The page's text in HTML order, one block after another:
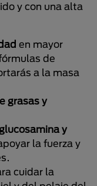
y con una alta
en mayor
de
a la masa
grasas y
glucosamina y
la fuerza y
cuidar la